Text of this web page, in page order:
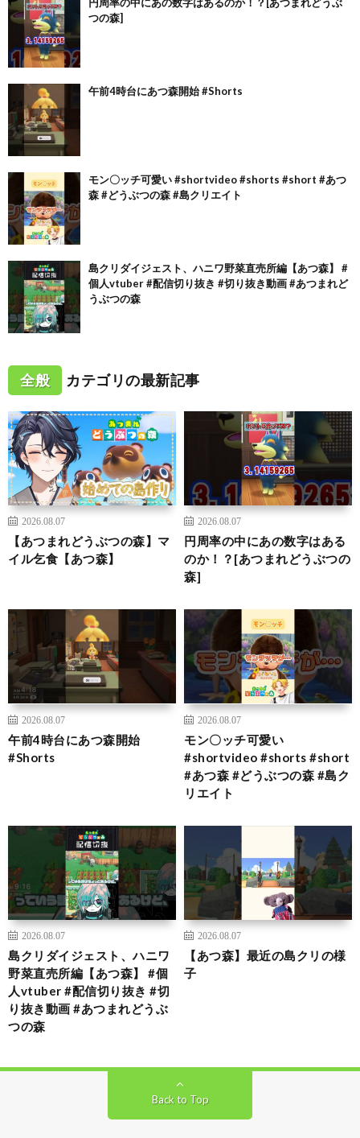
つの森]
午前4時台にあつ森開始 #Shorts
モン〇ッチ可愛い #shortvideo #shorts #short #あつ
森 #どうぶつの森 #島クリエイト
島クリダイジェスト、ハニワ野菜直売所編【あつ森】 #
個人vtuber #配信切り抜き #切り抜き動画 #あつまれど
うぶつの森
全般 カテゴリの最新記事
2026.08.07
【あつまれどうぶつの森】マ
イル乞食【あつ森】
2026.08.07
円周率の中にあの数字はある
のか！？[あつまれどうぶつの
森]
2026.08.07
午前4時台にあつ森開始
#Shorts
2026.08.07
モン〇ッチ可愛い
#shortvideo #shorts #short
#あつ森 #どうぶつの森 #島ク
リエイト
2026.08.07
島クリダイジェスト、ハニワ
野菜直売所編【あつ森】 #個
人vtuber #配信切り抜き #切
り抜き動画 #あつまれどうぶ
つの森
2026.08.07
【あつ森】最近の島クリの様
子
Back to Top